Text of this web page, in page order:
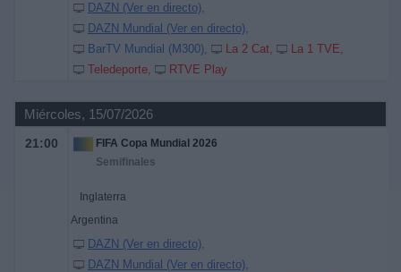
DAZN (Ver en directo)
DAZN Mundial (Ver en directo)
BarTV Mundial (M300)
La 2 Cat
La 1 TVE
Teledeporte
RTVE Play
Miércoles, 15/07/2026
21:00
FIFA Copa Mundial 2026
Semifinales
Inglaterra
Argentina
DAZN (Ver en directo)
DAZN Mundial (Ver en directo)